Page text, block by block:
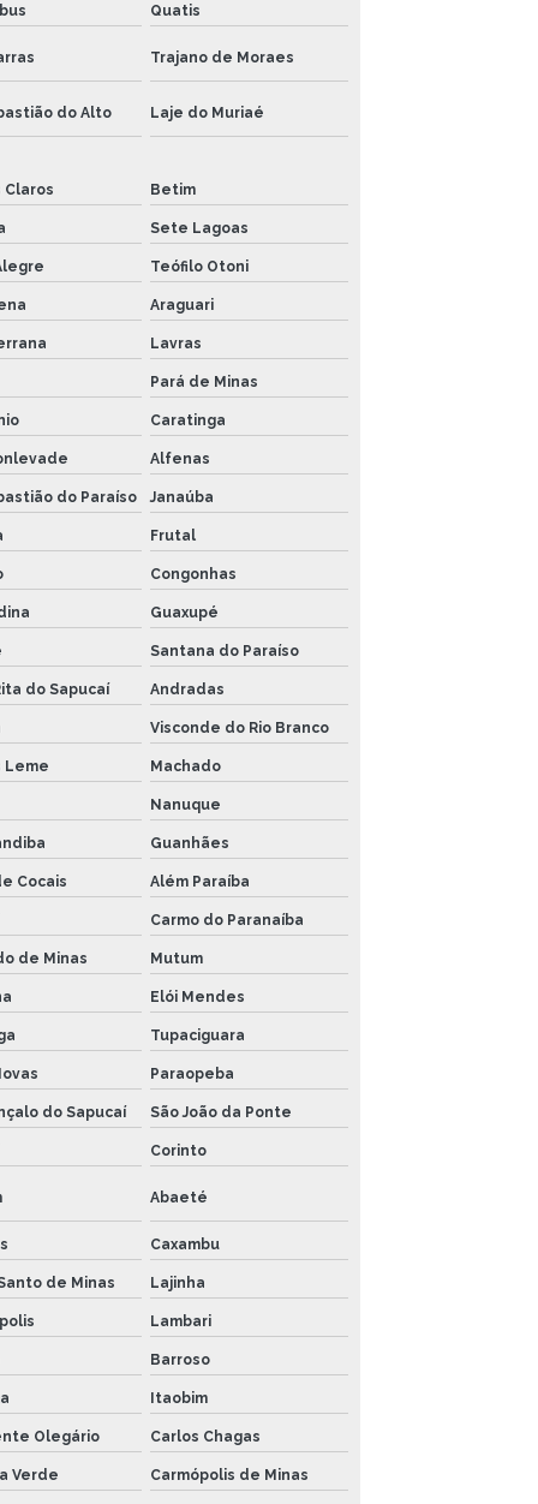
Quatis
Trajano de Moraes
do Alto Laje do Muriaé
Claros Betim
Sete Lagoas
Teófilo Otoni
Araguari
Lavras
Pará de Minas
Caratinga
Alfenas
do Paraíso Janaúba
Frutal
Congonhas
Guaxupé
Santana do Paraíso
do Sapucaí Andradas
Visconde do Rio Branco
Leme Machado
Nanuque
Guanhães
Cocais Além Paraíba
Carmo do Paranaíba
de Minas Mutum
Elói Mendes
Tupaciguara
Paraopeba
do Sapucaí São João da Ponte
Corinto
Abaeté
Caxambu
de Minas Lajinha
Lambari
Barroso
Itaobim
Olegário Carlos Chagas
Verde Carmópolis de Minas